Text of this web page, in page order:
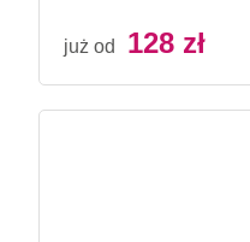
już od 128 zł